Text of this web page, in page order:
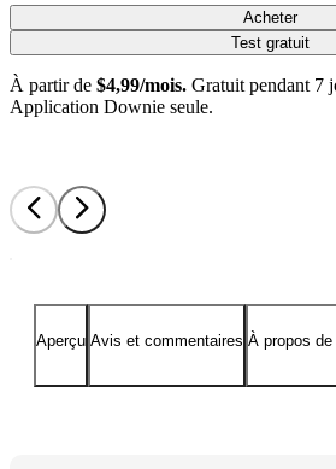
Acheter
Test gratuit
À partir de $4,99/mois. Gratuit pendant 7
Application Downie seule.
Aperçu Avis et commentaires À propos